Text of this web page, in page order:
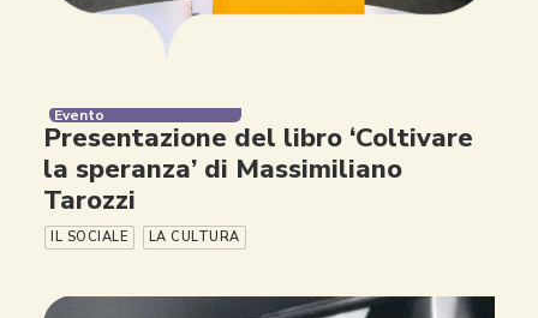
Evento
Presentazione del libro ‘Coltivare
la speranza’ di Massimiliano
Tarozzi
IL SOCIALE LA CULTURA